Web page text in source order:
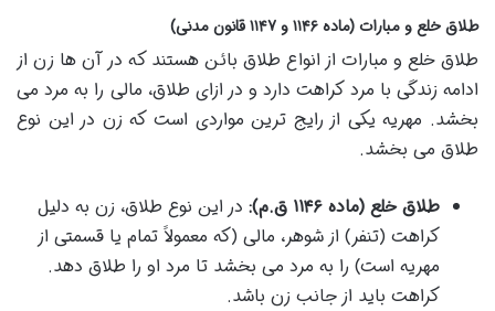
طلاق خلع و مبارات (ماده ۱۱۴۶ و ۱۱۴۷ قانون مدنی)
طلاق خلع و مبارات از انواع طلاق بائن هستند که در آن ها زن از
ادامه زندگی با مرد کراهت دارد و در ازای طلاق، مالی را به مرد می
بخشد. مهریه یکی از رایج ترین مواردی است که زن در این نوع
طلاق می بخشد.
طلاق خلع (ماده ۱۱۴۶ ق.م):
در این نوع طلاق، زن به دلیل
کراهت (تنفر) از شوهر، مالی (که معمولاً تمام یا قسمتی از
مهریه است) را به مرد می بخشد تا مرد او را طلاق دهد.
کراهت باید از جانب زن باشد.